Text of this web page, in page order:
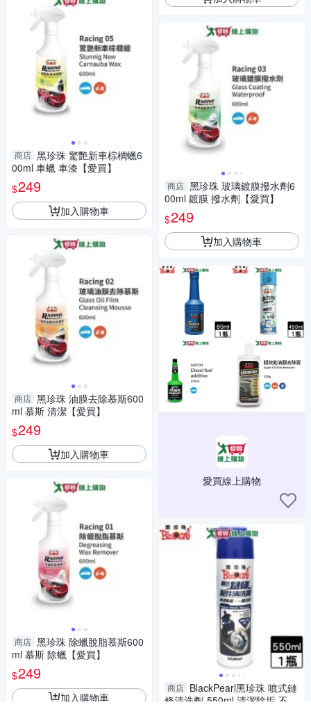
商店 黑珍珠 驚艷新車棕櫚蠟6
00ml 車蠟 車漆【愛買】
$249
加入購物車
商店 黑珍珠 油膜去除慕斯600
ml 慕斯 清潔【愛買】
$249
加入購物車
商店 黑珍珠 除蠟脫脂慕斯600
ml 慕斯 除蠟【愛買】
$249
加入購物車
商店 黑珍珠 玻璃鍍膜撥水劑6
00ml 鍍膜 撥水劑【愛買】
$249
加入購物車
愛買線上購物
商店 BlackPearl黑珍珠 噴式鏈
條清洗劑-550ml 清潔除垢 不沾